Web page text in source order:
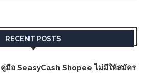
RECENT POSTS
คู่มือ SeasyCash Shopee ไม่มีให้สมัคร